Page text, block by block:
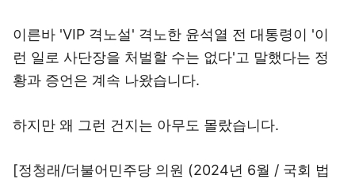
이른바 'VIP 격노설' 격노한 윤석열 전 대통령이 '이
런 일로 사단장을 처벌할 수는 없다'고 말했다는 정
황과 증언은 계속 나왔습니다.
하지만 왜 그런 건지는 아무도 몰랐습니다.
[정청래/더불어민주당 의원 (2024년 6월 / 국회 법